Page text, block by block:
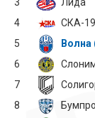
4
СКА-
5
Волна
6
7
8